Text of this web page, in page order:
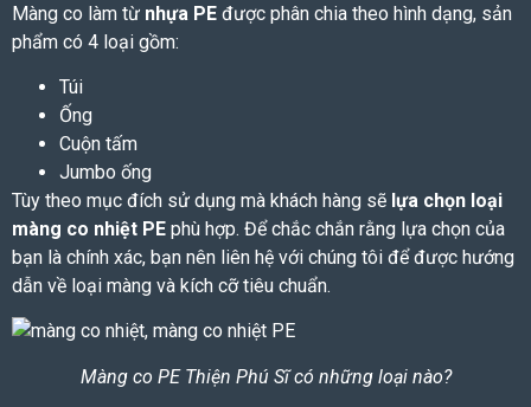
Màng co làm từ nhựa PE được phân chia theo hình dạng, sản
phẩm có 4 loại gồm:
Túi
Ống
Cuộn tấm
Jumbo ống
Tùy theo mục đích sử dụng mà khách hàng sẽ lựa chọn loại
màng co nhiệt PE phù hợp. Để chắc chắn rằng lựa chọn của
bạn là chính xác, bạn nên liên hệ với chúng tôi để được hướng
dẫn về loại màng và kích cỡ tiêu chuẩn.
Màng co PE Thiện Phú Sĩ có những loại nào?